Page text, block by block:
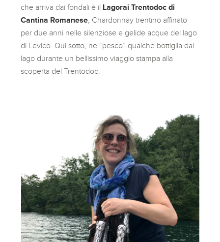
che arriva dai fondali è il Lagorai Trentodoc di
Cantina Romanese , Chardonnay trentino affinato
per due anni nelle silenziose e gelide acque del lago
di Levico. Qui sotto, ne “pesco” qualche bottiglia dal
lago durante un bellissimo viaggio stampa alla
scoperta del Trentodoc.